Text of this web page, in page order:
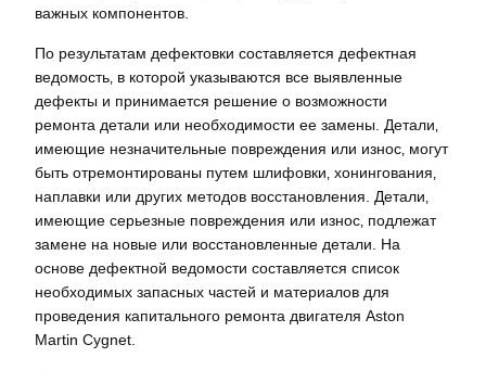
важных компонентов.
По результатам дефектовки составляется дефектная
ведомость‚ в которой указываются все выявленные
дефекты и принимается решение о возможности
ремонта детали или необходимости ее замены. Детали‚
имеющие незначительные повреждения или износ‚ могут
быть отремонтированы путем шлифовки‚ хонингования‚
наплавки или других методов восстановления. Детали‚
имеющие серьезные повреждения или износ‚ подлежат
замене на новые или восстановленные детали. На
основе дефектной ведомости составляется список
необходимых запасных частей и материалов для
проведения капитального ремонта двигателя Aston
Martin Cygnet.